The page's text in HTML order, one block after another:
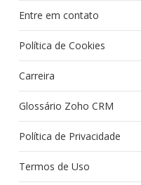
Entre em contato
Política de Cookies
Carreira
Glossário Zoho CRM
Política de Privacidade
Termos de Uso